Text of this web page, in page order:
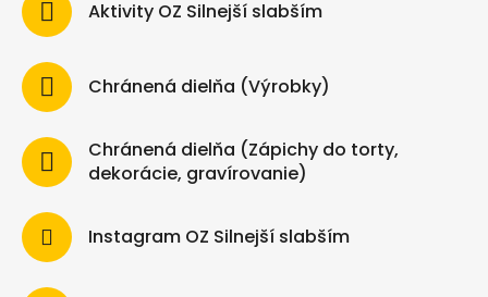
Aktivity OZ Silnejší slabším
Chránená dielňa (Výrobky)
Chránená dielňa (Zápichy do torty,
dekorácie, gravírovanie)
Instagram OZ Silnejší slabším